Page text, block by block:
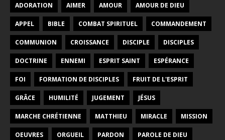
ADORATION AIMER AMOUR AMOUR DE DIEU
APPEL BIBLE COMBAT SPIRITUEL COMMANDEMENT
COMMUNION CROISSANCE DISCIPLE DISCIPLES
DOCTRINE ENNEMI ESPRIT SAINT ESPÉRANCE
FOI FORMATION DE DISCIPLES FRUIT DE L'ESPRIT
GRÂCE HUMILITÉ JUGEMENT JÉSUS
MARCHE CHRÉTIENNE MATTHIEU MIRACLE MISSION
OEUVRES ORGUEIL PARDON PAROLE DE DIEU